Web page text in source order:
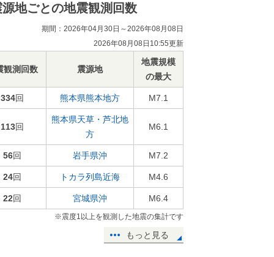
源地ごとの地震観測回数
期間：2026年04月30日～2026年08月08日
2026年08月08日10:55更新
観測回数 震源地
地震規模
の最大
334回 熊本県熊本地方 M7.1
113回
熊本県天草・芦北地
方
M6.1
56回 岩手県沖 M7.2
24回 トカラ列島近海 M4.6
22回 宮城県沖 M6.4
※震度1以上を観測した地震の集計です
もっと見る